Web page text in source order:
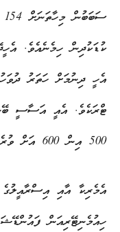
ކުޑަކުދިން ހިމެނެއެވެ.
ޓްރަކެވެ. އެއީ އަސާސީ
500 އިން 600 އަށް ވުރެ މާ މަދު އަދަދެކެވެ.
އެމެރިކާ އާއި
ހިއުމެނިޓޭރިއަން